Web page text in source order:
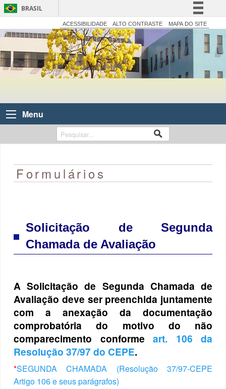
BRASIL
Simplifique!
Comunica BR
Participe
Acesso à informação
ACESSIBILIDADE ALTO CONTRASTE MAPA DO SITE
Menu
Formulários
Solicitação de Segunda
Chamada de Avaliação
A Solicitação de Segunda Chamada de
Avaliação deve ser preenchida juntamente
com a anexação da documentação
comprobatória do motivo do não
comparecimento conforme art. 106 da
Resolução 37/97 do CEPE.
*SEGUNDA CHAMADA (Resolução 37/97-CEPE
Artigo 106 e seus parágrafos)